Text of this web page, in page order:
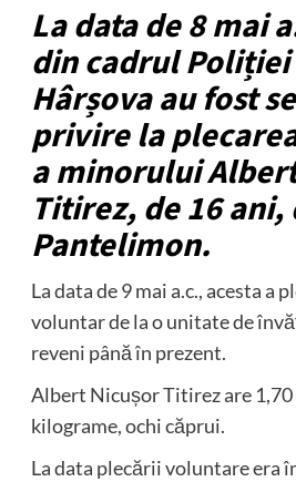
La data de 8 mai
din cadrul
Hârșova au fost
privire la
a minorului
Titirez, de 16
Pantelimon.
La data de 9 mai a.c., acesta a
voluntar de la o unitate de
reveni până în prezent.
Albert Nicușor Titirez are 1,70
kilograme, ochi căprui.
La data plecării voluntare era